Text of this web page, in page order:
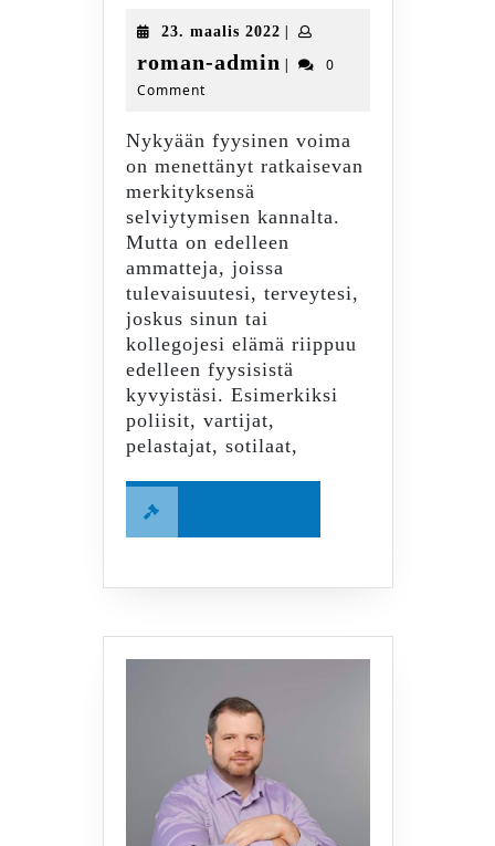
23. maalis 202223.
|
roman-admin roman-
|
0
Comment
Nykyään fyysinen voima
on menettänyt ratkaisevan
merkityksensä
selviytymisen kannalta.
Mutta on edelleen
ammatteja, joissa
tulevaisuutesi, terveytesi,
joskus sinun tai
kollegojesi elämä riippuu
edelleen fyysisistä
kyvyistäsi. Esimerkiksi
poliisit, vartijat,
pelastajat, sotilaat,
More